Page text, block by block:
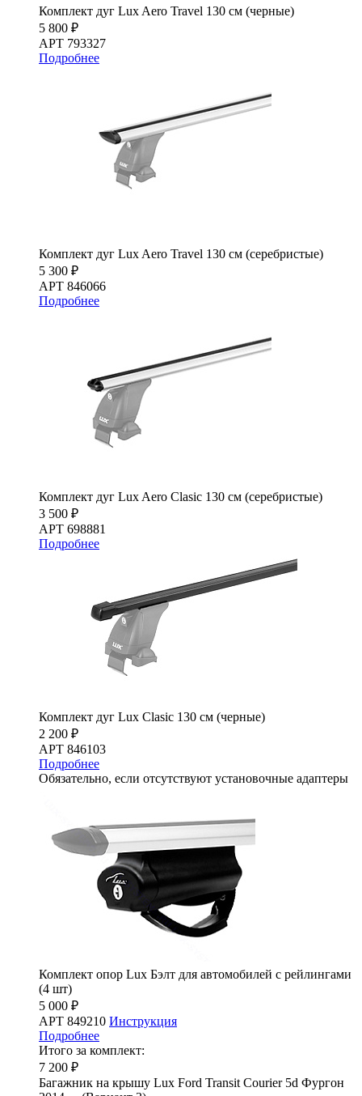
Комплект дуг Lux Aero Travel 130 см (черные)
5 800 ₽
АРТ 793327
Подробнее
Комплект дуг Lux Aero Travel 130 см (серебристые)
5 300 ₽
АРТ 846066
Подробнее
Комплект дуг Lux Aero Clasic 130 см (серебристые)
3 500 ₽
АРТ 698881
Подробнее
Комплект дуг Lux Clasic 130 см (черные)
2 200 ₽
АРТ 846103
Подробнее
Обязательно, если отсутствуют установочные адаптеры
Комплект опор Lux Бэлт для автомобилей с рейлингами
(4 шт)
5 000 ₽
АРТ 849210 Инструкция
Подробнее
Итого за комплект:
7 200 ₽
Багажник на крышу Lux Ford Transit Courier 5d Фургон